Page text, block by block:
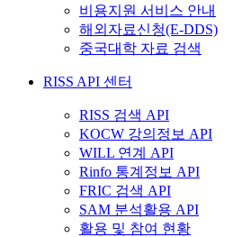
비용지원 서비스 안내
해외자료신청(E-DDS)
중국대학 자료 검색
RISS API 센터
RISS 검색 API
KOCW 강의정보 API
WILL 연계 API
Rinfo 통계정보 API
FRIC 검색 API
SAM 분석활용 API
활용 및 참여 현황